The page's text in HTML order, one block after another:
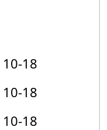
10-18
10-18
10-18